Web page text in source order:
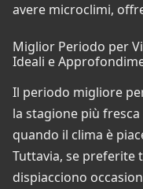
avere microclimi,
Miglior Periodo per
Ideali e
Il periodo migliore
la stagione più
quando il clima è
Tuttavia, se preferite
dispiacciono